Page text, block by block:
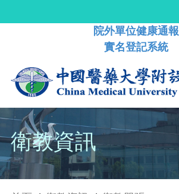
院外單位健康通報
實名登記系統
衛教資訊